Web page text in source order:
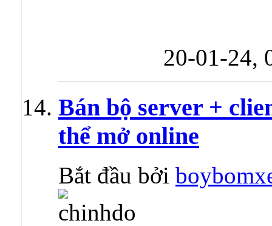
20-01-24,
Bán bộ server +
thể mở online
Bắt đầu bởi